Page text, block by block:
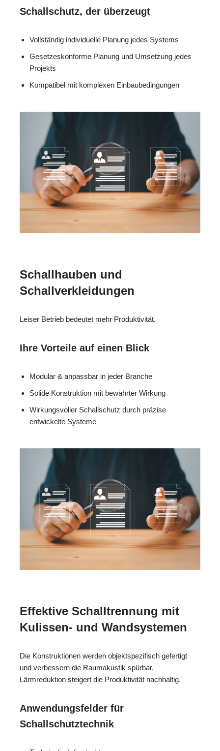
Schallschutz, der überzeugt
Vollständig individuelle Planung jedes Systems
Gesetzeskonforme Planung und Umsetzung jedes
Projekts
Kompatibel mit komplexen Einbaubedingungen
Schallhauben und
Schallverkleidungen
Leiser Betrieb bedeutet mehr Produktivität.
Ihre Vorteile auf einen Blick
Modular & anpassbar in jeder Branche
Solide Konstruktion mit bewährter Wirkung
Wirkungsvoller Schallschutz durch präzise
entwickelte Systeme
Effektive Schalltrennung mit
Kulissen- und Wandsystemen
Die Konstruktionen werden objektspezifisch gefertigt
und verbessern die Raumakustik spürbar.
Lärmreduktion steigert die Produktivität nachhaltig.
Anwendungsfelder für
Schallschutztechnik